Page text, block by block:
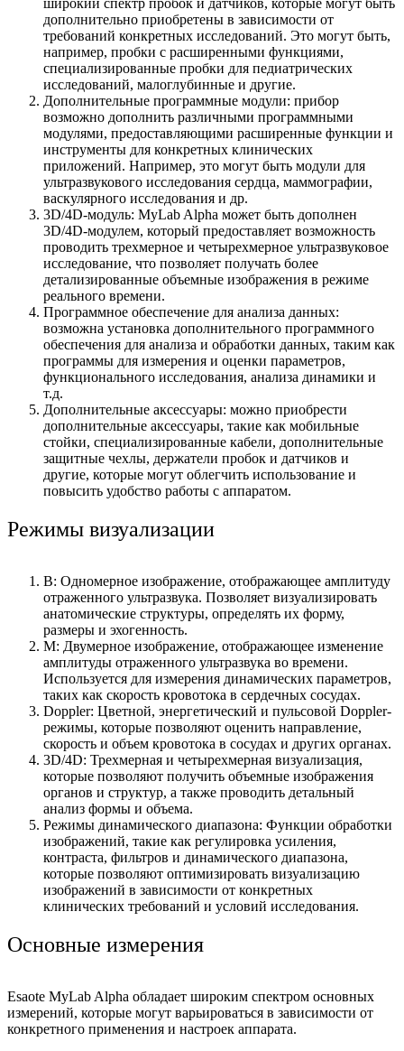
широкий спектр пробок и датчиков, которые могут быть
дополнительно приобретены в зависимости от
требований конкретных исследований. Это могут быть,
например, пробки с расширенными функциями,
специализированные пробки для педиатрических
исследований, малоглубинные и другие.
Дополнительные программные модули: прибор
возможно дополнить различными программными
модулями, предоставляющими расширенные функции и
инструменты для конкретных клинических
приложений. Например, это могут быть модули для
ультразвукового исследования сердца, маммографии,
васкулярного исследования и др.
3D/4D-модуль: MyLab Alpha может быть дополнен
3D/4D-модулем, который предоставляет возможность
проводить трехмерное и четырехмерное ультразвуковое
исследование, что позволяет получать более
детализированные объемные изображения в режиме
реального времени.
Программное обеспечение для анализа данных:
возможна установка дополнительного программного
обеспечения для анализа и обработки данных, таким как
программы для измерения и оценки параметров,
функционального исследования, анализа динамики и
т.д.
Дополнительные аксессуары: можно приобрести
дополнительные аксессуары, такие как мобильные
стойки, специализированные кабели, дополнительные
защитные чехлы, держатели пробок и датчиков и
другие, которые могут облегчить использование и
повысить удобство работы с аппаратом.
Режимы визуализации
B: Одномерное изображение, отображающее амплитуду
отраженного ультразвука. Позволяет визуализировать
анатомические структуры, определять их форму,
размеры и эхогенность.
M: Двумерное изображение, отображающее изменение
амплитуды отраженного ультразвука во времени.
Используется для измерения динамических параметров,
таких как скорость кровотока в сердечных сосудах.
Doppler: Цветной, энергетический и пульсовой Doppler-
режимы, которые позволяют оценить направление,
скорость и объем кровотока в сосудах и других органах.
3D/4D: Трехмерная и четырехмерная визуализация,
которые позволяют получить объемные изображения
органов и структур, а также проводить детальный
анализ формы и объема.
Режимы динамического диапазона: Функции обработки
изображений, такие как регулировка усиления,
контраста, фильтров и динамического диапазона,
которые позволяют оптимизировать визуализацию
изображений в зависимости от конкретных
клинических требований и условий исследования.
Основные измерения
Esaote MyLab Alpha обладает широким спектром основных
измерений, которые могут варьироваться в зависимости от
конкретного применения и настроек аппарата.